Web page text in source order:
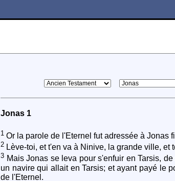
Jonas 1
1 Or la parole de l'Eternel fut adressée à Jonas
2 Lève-toi, et t'en va à Ninive, la grande ville,
3 Mais Jonas se leva pour s'enfuir en Tarsis,
un navire qui allait en Tarsis; et ayant payé le
de l'Eternel.